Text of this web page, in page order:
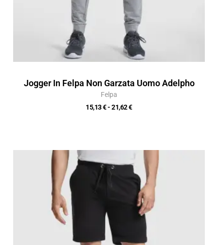
Jogger In Felpa Non Garzata Uomo Adelpho
Felpa
15,13€- 21,62€
di
prezzo:
da
10,15 €
14,50 €